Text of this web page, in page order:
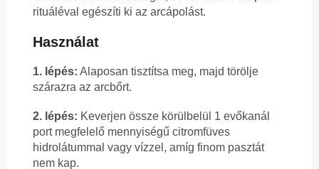
rituáléval egészíti ki az arcápolást.
Használat
1. lépés: Alaposan tisztítsa meg, majd törölje
szárazra az arcbőrt.
2. lépés: Keverjen össze körülbelül 1 evőkanál
port megfelelő mennyiségű citromfüves
hidrolátummal vagy vízzel, amíg finom pasztát
nem kap.